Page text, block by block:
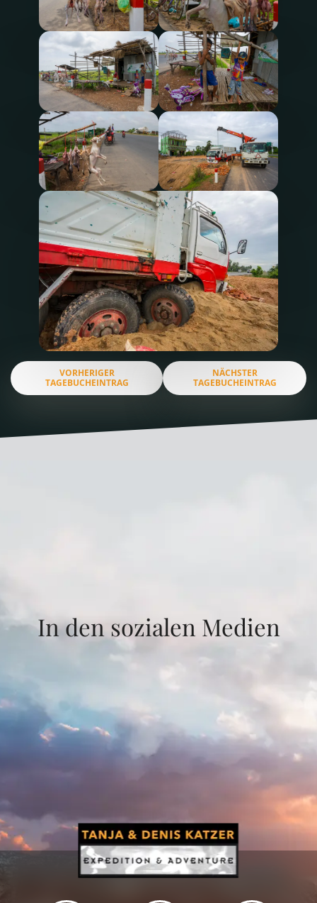
VORHERIGER
TAGEBUCHEINTRAG
NÄCHSTER
TAGEBUCHEINTRAG
In den sozialen Medien